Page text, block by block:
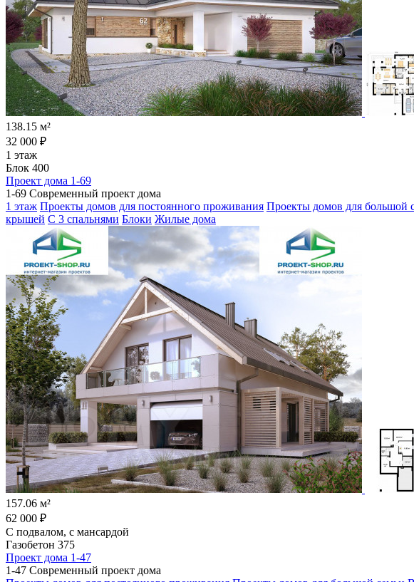
138.15 м²
32 000 ₽
1 этаж
Блок 400
Проект дома 1-69
1-69 Современный проект дома
1 этаж Проекты домов для постоянного проживания Проекты домов для большой
крышей С 3 спальнями Блоки Жилые дома
157.06 м²
62 000 ₽
С подвалом, с мансардой
Газобетон 375
Проект дома 1-47
1-47 Современный проект дома